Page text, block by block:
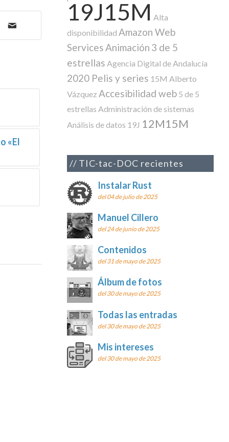
«El
19J15M Alta
disponibilidad Amazon Web
ServicesAnimación 3 de 5
estrellas Agencia Digital de Andalucía
2020 Pelis y series 15M Alberto
Vázquez Accesibilidad web 5 de 5
estrellas Administración de sistemas
Análisis de datos 19J 12M15M
TIC-tac-DOC recientes
Instalar Rust
del 04 de julio de 2025
Manuel Cillero
del 24 de junio de 2025
Contenidos
del 31 de mayo de 2025
Álbum de fotos
del 30 de mayo de 2025
Todas las entradas
del 30 de mayo de 2025
Mis intereses
del 30 de mayo de 2025